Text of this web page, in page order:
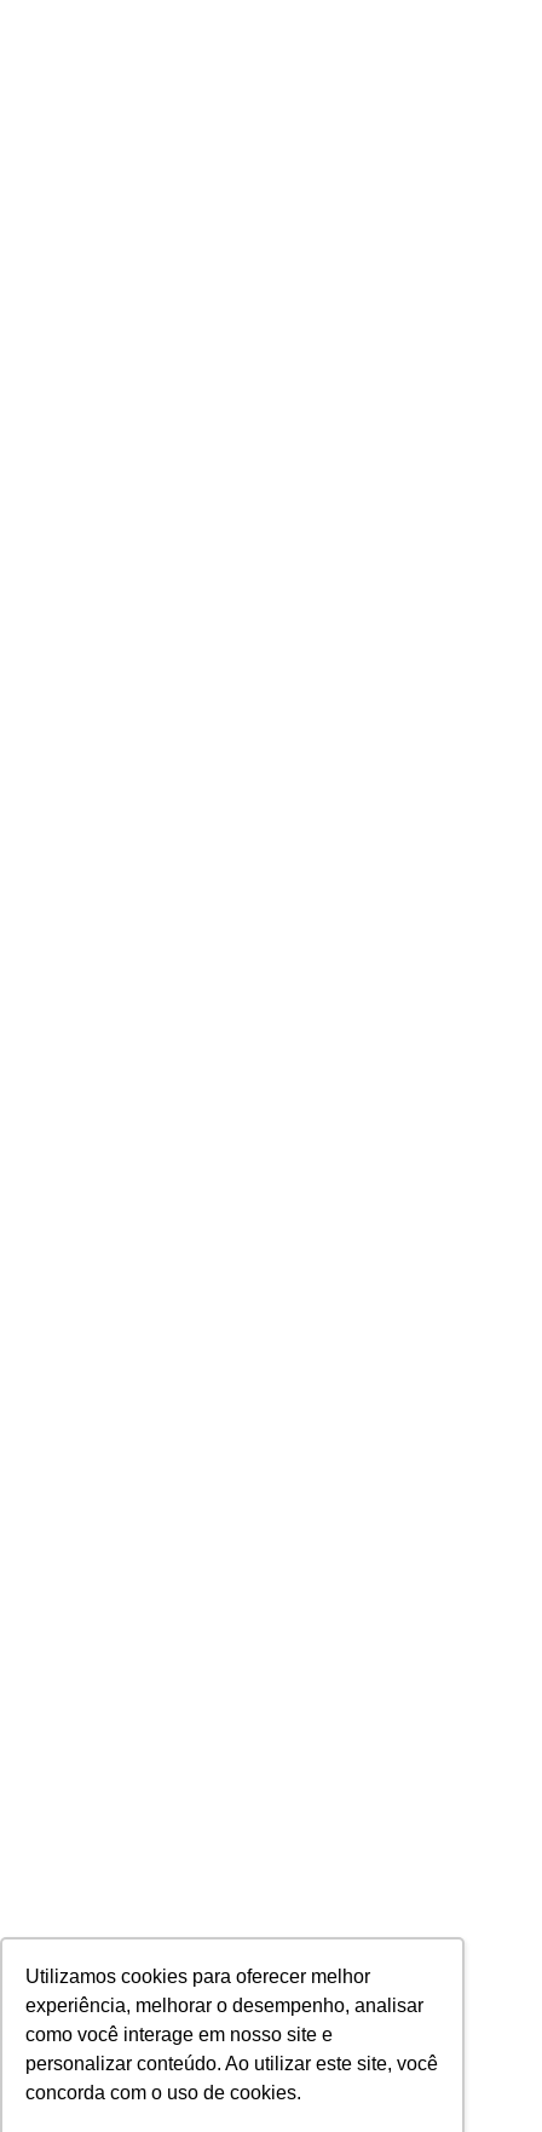
Utilizamos cookies para oferecer melhor
experiência, melhorar o desempenho, analisar
como você interage em nosso site e
personalizar conteúdo. Ao utilizar este site, você
concorda com o uso de cookies.